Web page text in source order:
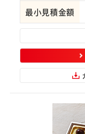
最小見積金額